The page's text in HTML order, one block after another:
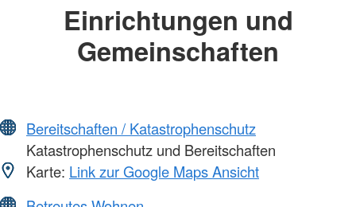
Einrichtungen und
Gemeinschaften
Bereitschaften / Katastrophenschutz
Katastrophenschutz und Bereitschaften
Karte: Link zur Google Maps Ansicht